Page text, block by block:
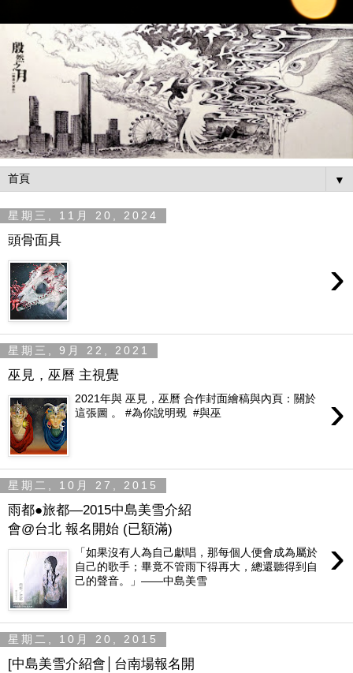
▼
星期三, 11月 20, 2024
頭骨面具
›
星期三, 9月 22, 2021
巫見，巫曆 主視覺
›
2021年與 巫見，巫曆 合作封面繪稿與內頁：關於
這張圖 。 #為你說明覡 #與巫
星期二, 10月 27, 2015
雨都●旅都—2015中島美雪介紹
會@台北 報名開始 (已額滿)
›
「如果沒有人為自己獻唱，那每個人便會成為屬於
自己的歌手；畢竟不管雨下得再大，總還聽得到自
己的聲音。」——中島美雪
星期二, 10月 20, 2015
[中島美雪介紹會│台南場報名開